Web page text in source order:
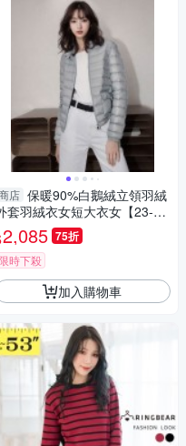
店 保暖90%白鵝絨立領羽絨
套羽絨衣女短大衣女【23-25
-85001-24】ibella 艾貝拉
2,085 75折
時下殺
加入購物車